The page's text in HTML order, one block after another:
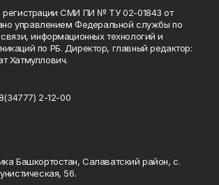
регистрации СМИ ПИ № ТУ 02-01843 от
управлением Федеральной службы по
информационных технологий и
по РБ. Директор, главный редактор:
Хатмуллович.
2-12-00
Башкортостан, Салаватский район, с.
56.